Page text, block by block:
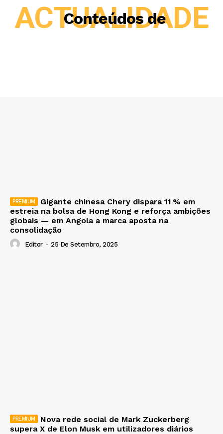
Conteúdos de
ACTUALIDADE
Gigante chinesa Chery dispara 11 % em
estreia na bolsa de Hong Kong e reforça ambições
globais — em Angola a marca aposta na
consolidação
Editor - 25 De Setembro, 2025
Nova rede social de Mark Zuckerberg
supera X de Elon Musk em utilizadores diários